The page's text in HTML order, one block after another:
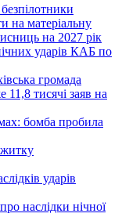
на матеріальну
на 2027 рік
ударів КАБ по
громада
тисячі заяв на
бомба пробила
ударів
наслідки нічної